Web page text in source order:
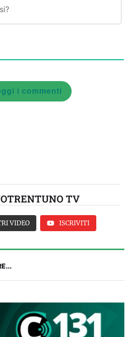
i commenti
TV
con la Bora è come andare al
VIDEO ISCRIVITI